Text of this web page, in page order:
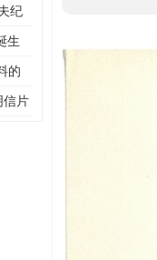
纪
生
的
信片